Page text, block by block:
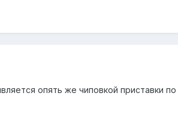
опять же чиповкой приставки по